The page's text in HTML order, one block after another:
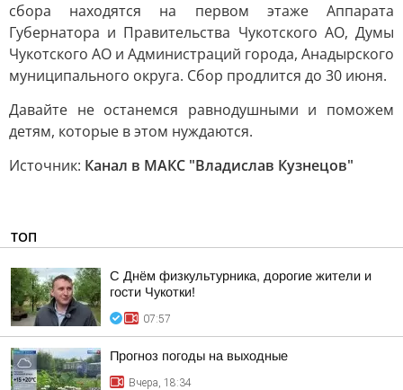
сбора находятся на первом этаже Аппарата
Губернатора и Правительства Чукотского АО, Думы
Чукотского АО и Администраций города, Анадырского
муниципального округа. Сбор продлится до 30 июня.
Давайте не останемся равнодушными и поможем
детям, которые в этом нуждаются.
Источник: Канал в МАКС "Владислав Кузнецов"
ТОП
С Днём физкультурника, дорогие жители и
гости Чукотки!
07:57
Прогноз погоды на выходные
Вчера, 18:34